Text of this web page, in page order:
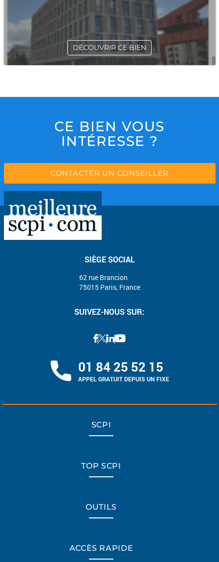
DÉCOUVRIR CE BIEN
CE BIEN VOUS
INTÉRESSE ?
CONTACTER UN CONSEILLER
SIÈGE SOCIAL
62 rue Brancion
75015 Paris, France
SUIVEZ-NOUS SUR:
01 84 25 52 15
APPEL GRATUIT DEPUIS UN FIXE
SCPI
TOP SCPI
OUTILS
ACCÈS RAPIDE